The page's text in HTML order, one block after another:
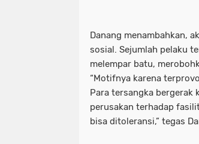
Danang menambahkan,
sosial. Sejumlah pelaku
melempar batu,
“Motifnya karena
Para tersangka bergerak
perusakan terhadap
bisa ditoleransi,” tegas